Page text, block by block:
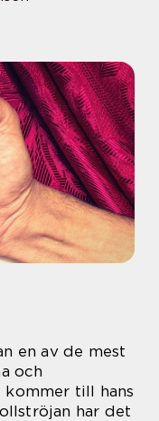
en av de mest
och
till hans
har det